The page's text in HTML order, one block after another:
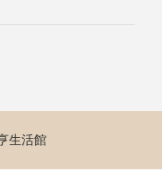
生活館